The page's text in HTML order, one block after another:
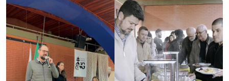
Secretaria-Geral
Secretaria de Governo
Gabinete de Segurança Institucional